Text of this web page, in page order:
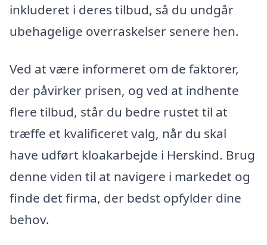
inkluderet i deres tilbud, så du undgår
ubehagelige overraskelser senere hen.
Ved at være informeret om de faktorer,
der påvirker prisen, og ved at indhente
flere tilbud, står du bedre rustet til at
træffe et kvalificeret valg, når du skal
have udført kloakarbejde i Herskind. Brug
denne viden til at navigere i markedet og
finde det firma, der bedst opfylder dine
behov.